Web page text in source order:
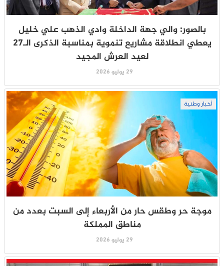
بالصور: والي جهة الداخلة وادي الذهب علي خليل
يعطي انطلاقة مشاريع تنموية بمناسبة الذكرى الـ27
لعيد العرش المجيد
29 يوليو 2026
أخبار وطنية
موجة حر وطقس حار من الأربعاء إلى السبت بعدد من
مناطق المملكة
29 يوليو 2026